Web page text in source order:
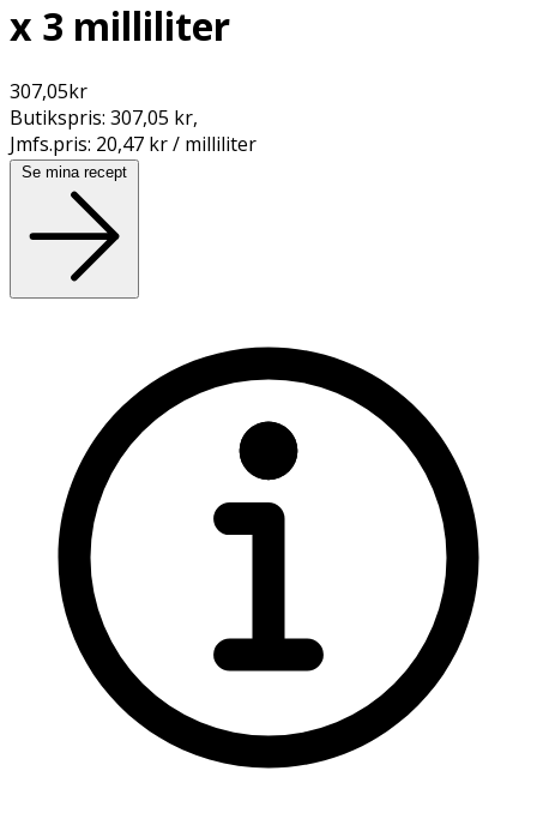
x 3 milliliter
307,05kr
Butikspris: 307,05 kr,
Jmfs.pris: 20,47 kr / milliliter
Se mina recept